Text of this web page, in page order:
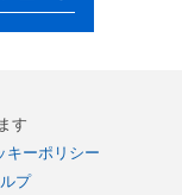
す
キーポリシー
プ